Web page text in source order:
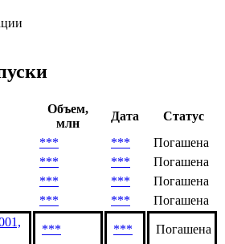
Объем,
млн
Дата
Статус
*** ***
Погашена
*** ***
Погашена
*** ***
Погашена
*** ***
Погашена
*** ***
Погашена